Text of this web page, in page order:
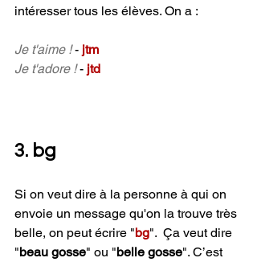
intéresser tous les élèves. On a :
Je t'aime ! - jtm
Je t'adore ! - jtd
3. bg
Si on veut dire à la personne à qui on
envoie un message qu'on la trouve très
belle, on peut écrire "bg". Ça veut dire
"beau gosse" ou "belle gosse". C’est